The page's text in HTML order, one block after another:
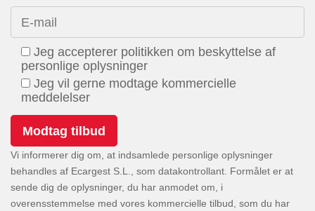
E-mail
Jeg accepterer politikken om beskyttelse af
personlige oplysninger
Jeg vil gerne modtage kommercielle
meddelelser
Vi informerer dig om, at indsamlede personlige oplysninger
behandles af Ecargest S.L., som datakontrollant. Formålet er at
sende dig de oplysninger, du har anmodet om, i
overensstemmelse med vores kommercielle tilbud, som du har